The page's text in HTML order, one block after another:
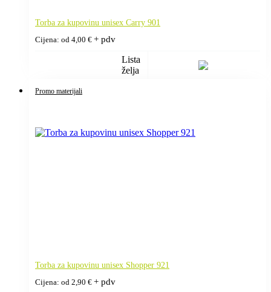
Torba za kupovinu unisex Carry 901
Cijena: od 4,00 € + pdv
Lista
želja
Promo materijali
Torba za kupovinu unisex Shopper 921
Cijena: od 2,90 € + pdv